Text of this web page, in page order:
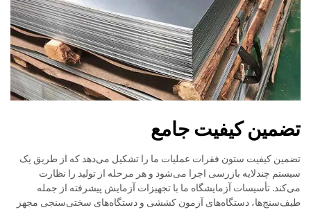
تضمین کیفیت جامع
تضمین کیفیت ستون فقرات عملیات ما را تشکیل می‌دهد که از طریق یک
سیستم چندلایه بازرسی اجرا می‌شود و هر مرحله از تولید را نظارت
می‌کند. تأسیسات آزمایشگاه ما با تجهیزات آزمایش پیشرفته از جمله
طیف‌سنج‌ها، دستگاه‌های آزمون کششی و دستگاه‌های سختی‌سنجی مجهز